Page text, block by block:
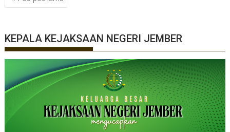
pos
KEPALA KEJAKSAAN NEGERI JEMBER